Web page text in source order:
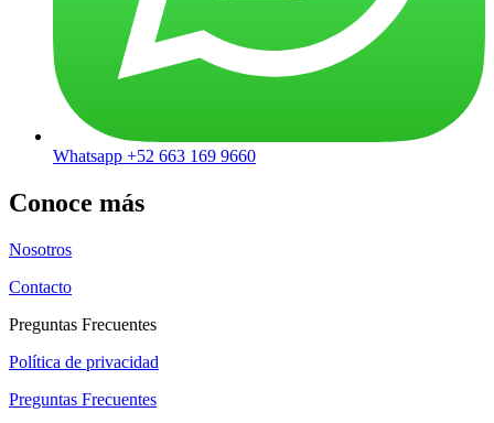
Whatsapp +52 663 169 9660
Conoce más
Nosotros
Contacto
Preguntas Frecuentes
Política de privacidad
Preguntas Frecuentes